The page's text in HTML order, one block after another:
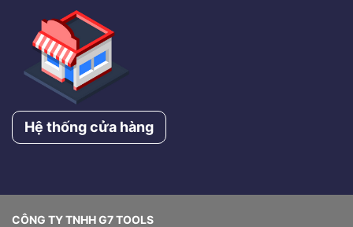
Hệ thống cửa hàng
CÔNG TY TNHH G7 TOOLS